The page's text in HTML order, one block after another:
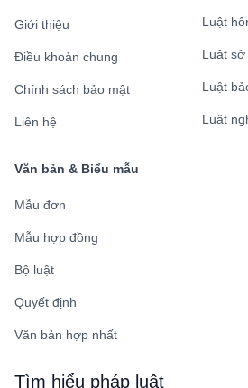
Giới thiệu
Điều khoản chung
Chính sách bảo mật
Liên hệ
Luật
Luật
Luật
Luật
Văn bản & Biểu mẫu
Mẫu đơn
Mẫu hợp đồng
Bộ luật
Quyết định
Văn bản hợp nhất
Tìm hiểu pháp luật